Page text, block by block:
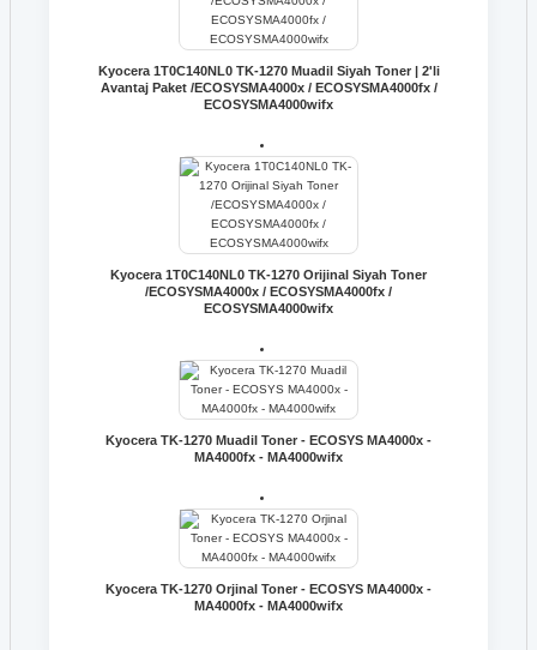
Kyocera 1T0C140NL0 TK-1270 Muadil Siyah Toner | 2'li
Avantaj Paket /ECOSYSMA4000x / ECOSYSMA4000fx /
ECOSYSMA4000wifx
Kyocera 1T0C140NL0 TK-1270 Orijinal Siyah Toner
/ECOSYSMA4000x / ECOSYSMA4000fx /
ECOSYSMA4000wifx
Kyocera TK-1270 Muadil Toner - ECOSYS MA4000x -
MA4000fx - MA4000wifx
Kyocera TK-1270 Orjinal Toner - ECOSYS MA4000x -
MA4000fx - MA4000wifx